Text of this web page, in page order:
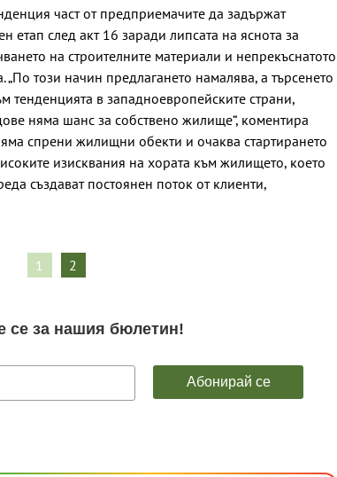
част от предприемачите да задържат
етап след акт 16 заради липсата на яснота за
на строителните материали и непрекъснатото
този начин предлагането намалява, а търсенето
тенденцията в западноевропейските страни,
няма шанс за собствено жилище“, коментира
спрени жилищни обекти и очаква стартирането
изисквания на хората към жилището, което
създават постоянен поток от клиенти,
1 2